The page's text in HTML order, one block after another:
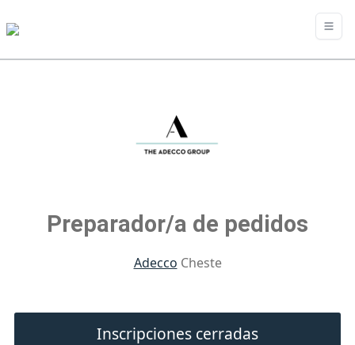
Preparador/a de pedidos
Adecco Cheste
Inscripciones cerradas